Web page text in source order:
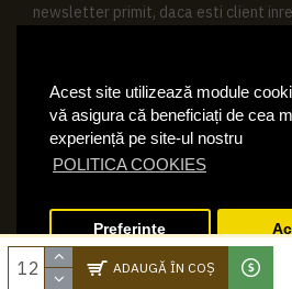
Acest site utilizează module
vă asigura că beneficiați de cea
experiență pe site-ul nostru
POLITICA COOKIES
Preferinte
ADAUGĂ ÎN COŞ
newsletter primit, daca esti client
speciala in contul tau in acest scop,
contacta oricand pe email pentru
© 2019 Ktering.ro ,